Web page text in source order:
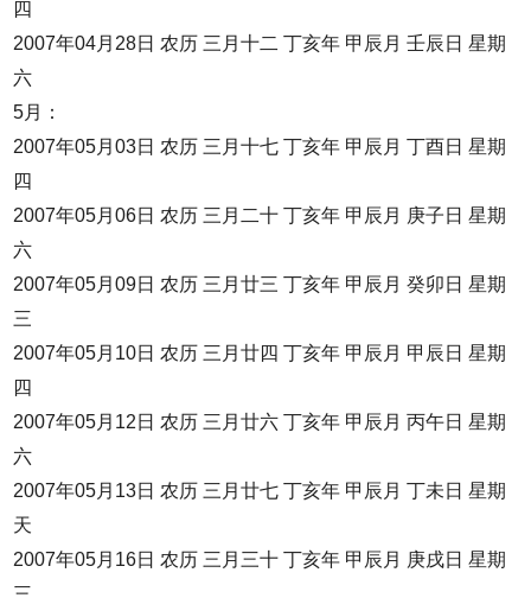
四
2007年04月28日 农历 三月十二 丁亥年 甲辰月 壬辰日 星期
六
5月：
2007年05月03日 农历 三月十七 丁亥年 甲辰月 丁酉日 星期
四
2007年05月06日 农历 三月二十 丁亥年 甲辰月 庚子日 星期
六
2007年05月09日 农历 三月廿三 丁亥年 甲辰月 癸卯日 星期
三
2007年05月10日 农历 三月廿四 丁亥年 甲辰月 甲辰日 星期
四
2007年05月12日 农历 三月廿六 丁亥年 甲辰月 丙午日 星期
六
2007年05月13日 农历 三月廿七 丁亥年 甲辰月 丁未日 星期
天
2007年05月16日 农历 三月三十 丁亥年 甲辰月 庚戌日 星期
三